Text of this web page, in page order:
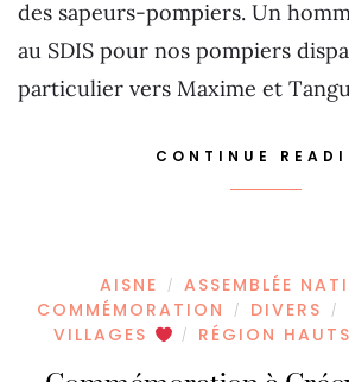
des sapeurs-pompiers. Un
au SDIS pour nos pompiers
particulier vers Maxime et
CONTINUE
AISNE / ASSEMBLÉE
COMMÉMORATION / DIVERS /
VILLAGES
/ RÉGION